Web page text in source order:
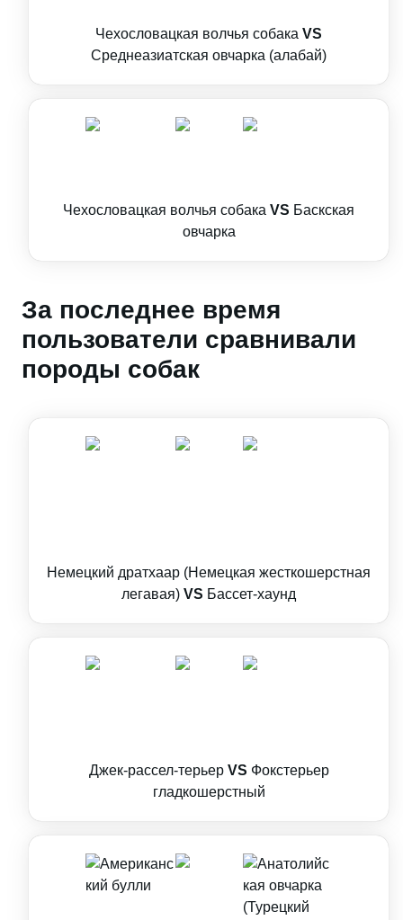
Чехословацкая волчья собака VS
Среднеазиатская овчарка (алабай)
Чехословацкая волчья собака VS Баскская
овчарка
За последнее время
пользователи сравнивали
породы собак
Немецкий дратхаар (Немецкая жесткошерстная
легавая) VS Бассет-хаунд
Джек-рассел-терьер VS Фокстерьер
гладкошерстный